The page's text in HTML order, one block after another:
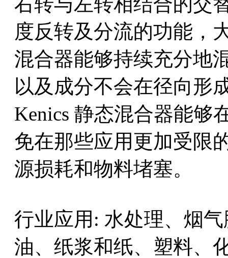
度反转及分流的功能，
混合器能够持续充分地
以及成分不会在径向形
Kenics 静态混合器能够
免在那些应用更加受限
源损耗和物料堵塞。
行业应用: 水处理、烟
油、纸浆和纸、塑料、